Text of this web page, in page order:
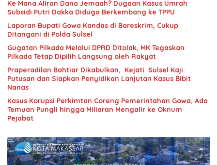
Ke Mana Aliran Dana Jemaah? Dugaan Kasus Umrah
Subsidi Putri Dakka Diduga Berkembang ke TPPU
Laporan Bupati Gowa Kandas di Bareskrim, Cukup
Ditangani di Polda Sulsel
Gugatan Pilkada Melalui DPRD Ditolak, MK Tegaskan
Pilkada Tetap Dipilih Langsung oleh Rakyat
Praperadilan Bahtiar Dikabulkan, Kejati Sulsel Kaji
Putusan dan Siapkan Penyidikan Lanjutan Kasus Bibit
Nanas
Kasus Korupsi Perkimtan Coreng Pemerintahan Gowa, Ada
Temuan Pungli hingga Miliaran Mengalir ke Oknum
Pejabat